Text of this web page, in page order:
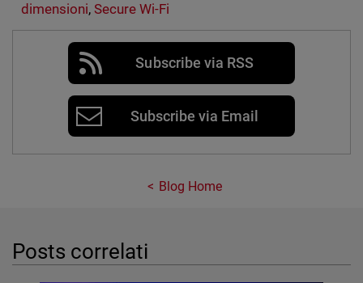
dimensioni, Secure Wi-Fi
Subscribe via RSS
Subscribe via Email
Blog Home
Posts correlati